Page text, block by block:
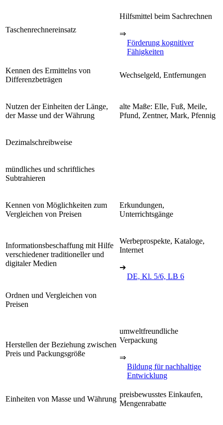
Taschenrechnereinsatz
Hilfsmittel beim Sachrechnen
⇒
Förderung kognitiver
Fähigkeiten
Kennen des Ermittelns von
Differenzbeträgen
Wechselgeld, Entfernungen
Nutzen der Einheiten der Länge,
der Masse und der Währung
alte Maße: Elle, Fuß, Meile,
Pfund, Zentner, Mark, Pfennig
Dezimalschreibweise
mündliches und schriftliches
Subtrahieren
Kennen von Möglichkeiten zum
Vergleichen von Preisen
Erkundungen,
Unterrichtsgänge
Informationsbeschaffung mit Hilfe
verschiedener traditioneller und
digitaler Medien
Werbeprospekte, Kataloge,
Internet
➔
DE, Kl. 5/6, LB 6
Ordnen und Vergleichen von
Preisen
Herstellen der Beziehung zwischen
Preis und Packungsgröße
umweltfreundliche
Verpackung
⇒
Bildung für nachhaltige
Entwicklung
Einheiten von Masse und Währung
preisbewusstes Einkaufen,
Mengenrabatte